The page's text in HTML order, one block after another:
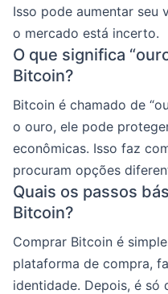
Isso pode aumentar seu
o mercado está incerto.
O que significa
Bitcoin?
Bitcoin é chamado de
o ouro, ele pode
econômicas. Isso faz
procuram opções
Quais os passos
Bitcoin?
Comprar Bitcoin é
plataforma de compra,
identidade. Depois, é